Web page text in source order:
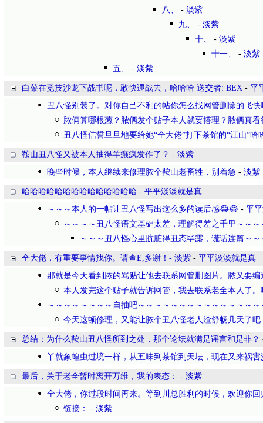
八、
- 淡紫
九、
- 淡紫
十、
- 淡紫
十一、
- 淡紫
五、
- 淡紫
白菜在竞技沙龙下战书呢，敢快迊战去，哈哈哈 送交者: BEX - 平
丑八怪别装了。对你自己不利的帖你怎么找网管删除的飞快
脓俩算哪根葱？脓俩发个贴子本人就要搭理？脓俩真看
丑八怪信誓旦旦地要给她“全大佬”打下茶馆的“江山”哈
鞍山丑八怪又被本人抽得羊癫疯发作了？ - 淡紫
晚些时候，本人继续来修理脓个鞍山老畜牲，别着急 - 淡紫
哈哈哈哈哈哈哈哈哈哈哈哈哈哈 - 平平淡淡就是真
～～～本人的一帖让丑八怪写出这么多的读后感😂😂 - 平
～～～～丑八怪语文基础太差，理解得差之千里～～
～～～丑八怪心里肮脏得丑态毕露，谎话连篇～
全大佬，有重要事情找你。请查E,多谢！- 淡紫 - 平平淡淡就是真
那就是今天看到脓的骂贴让他去联系网管删图片。脓又要编
本人发完这个贴子就告诉网管，我去联系老全本人了。
～～～～～～～～自抽吧～～～～～～～～～～～～～～～
今天这顿修理，又能让脓个丑八怪老人渣舒畅几天了吧
总结：为什么鞍山丑八怪所到之处，那个论坛就满是谣言和是非？
丫就象蝗虫过境一样，从五味到茶馆到天坛，现在又来祸害
最后，关于老全暂时离开万维，我的表态： - 淡紫
全大佬，你过段时间再来。等到川总胜利的时候，欢迎你回
链接：
- 淡紫